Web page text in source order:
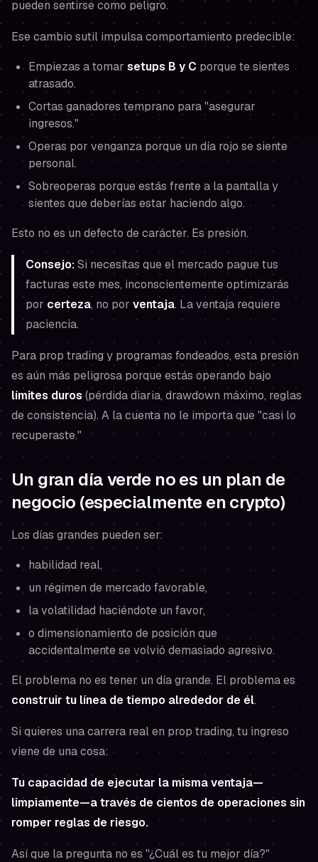
pueden sentirse como peligro.
Ese cambio sutil impulsa comportamiento predecible:
Empiezas a tomar setups B y C porque te sientes
atrasado.
Cortas ganadores temprano para "asegurar
ingresos."
Operas por venganza porque un día rojo se siente
personal.
Sobreoperas porque estás frente a la pantalla y
sientes quedeberíasestar haciendo algo.
Esto no es un defecto de carácter. Es presión.
Consejo:Si necesitas que el mercado pague tus
facturas este mes, inconscientemente optimizarás
por certeza, no por ventaja. La ventaja requiere
paciencia.
Para prop trading y programas fondeados, esta presión
es aún más peligrosa porque estás operando bajo
límites duros (pérdida diaria, drawdown máximo, reglas
de consistencia). A la cuenta no le importa que "casi lo
recuperaste."
Un gran día verde no es un plan de
negocio (especialmente en crypto)
Los días grandes pueden ser:
habilidad real,
un régimen de mercado favorable,
la volatilidad haciéndote un favor,
o dimensionamiento de posición que
accidentalmente se volvió demasiado agresivo.
El problema no es tener un día grande. El problema es
construir tu línea de tiempo alrededor de él.
Si quieres una carrera real en prop trading, tu ingreso
viene de una cosa:
Tu capacidad de ejecutar la misma ventaja—
limpiamente—a través de cientos de operaciones sin
romper reglas de riesgo.
Así que la pregunta no es "¿Cuál es tu mejor día?"